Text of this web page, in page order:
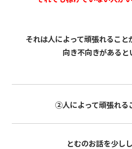
それは人によって頑張れること
向き不向きがあると
②人によって頑張れる
とむのお話を少しし